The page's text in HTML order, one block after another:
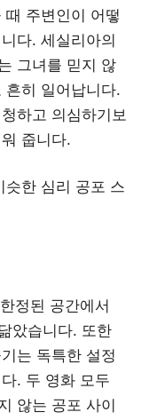
주변인이 어떻
다. 세실리아의
그녀를 믿지 않
흔히 일어납니다.
하고 의심하기보
줍니다.
슷한 심리 공포 스
정된 공간에서
았습니다. 또한
는 독특한 설정
. 두 영화 모두
않는 공포 사이